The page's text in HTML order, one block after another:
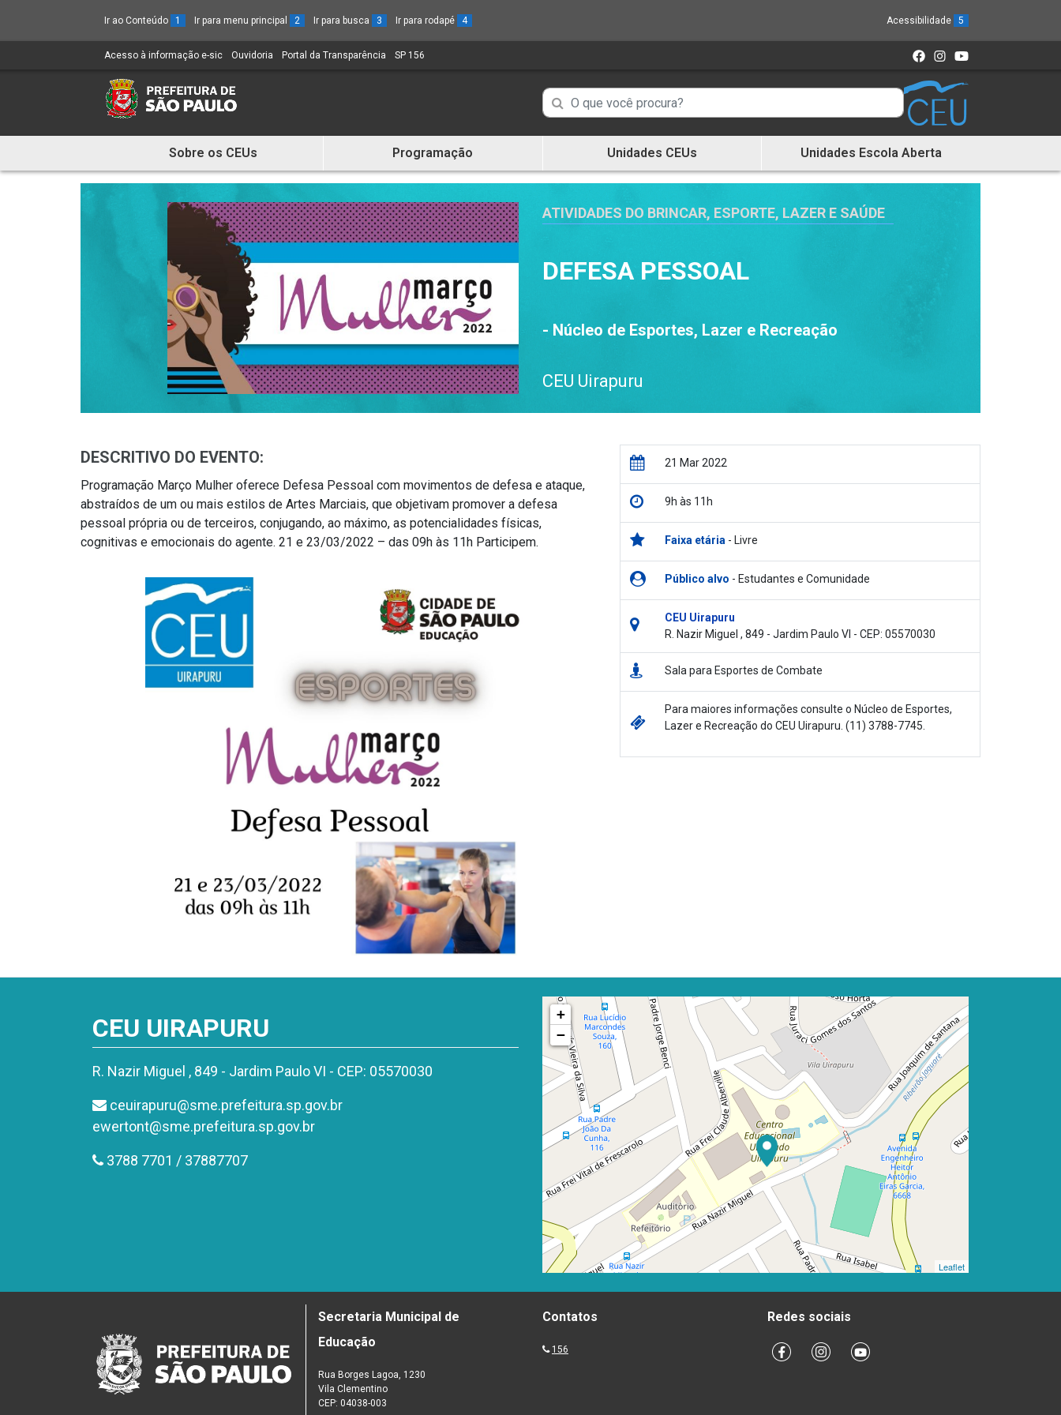
Ir ao Conteúdo 1 Ir para menu principal 2 Ir para busca 3 Ir para rodapé 4 Acessibilidade 5
Acesso à informação e-sic (Link
um
novo
Ouvidoria (Link
Portal da Transparência (Link
SP 156
Campo
de
de
informações
Campo
de
Busca
informações
e
Sobre os CEUs Programação Unidades CEUs Unidades Escola Aberta
ATIVIDADES DO BRINCAR, ESPORTE, LAZER E SAÚDE
DEFESA PESSOAL
- Núcleo de Esportes, Lazer e Recreação
CEU Uirapuru
DESCRITIVO DO EVENTO:
Programação Março Mulher oferece Defesa Pessoal com movimentos de defesa e ataque,
abstraídos de um ou mais estilos de Artes Marciais, que objetivam promover a defesa
pessoal própria ou de terceiros, conjugando, ao máximo, as potencialidades físicas,
cognitivas e emocionais do agente. 21 e 23/03/2022 – das 09h às 11h Participem.
21 Mar 2022
9h às 11h
Faixa etária- Livre
Público alvo - Estudantes e Comunidade
CEU Uirapuru
R. Nazir Miguel , 849 - Jardim Paulo VI - CEP: 05570030
Sala para Esportes de Combate
Para maiores informações consulte o Núcleo de Esportes,
Lazer e Recreação do CEU Uirapuru. (11) 3788-7745.
CEU UIRAPURU
R. Nazir Miguel , 849 - Jardim Paulo VI - CEP: 05570030
ceuirapuru@sme.prefeitura.sp.gov.br
ewertont@sme.prefeitura.sp.gov.br
3788 7701 / 37887707
+
−
Leaflet
Secretaria Municipal de
Educação
Rua Borges Lagoa, 1230
Vila Clementino
CEP: 04038-003
Contatos
156
Redes sociais